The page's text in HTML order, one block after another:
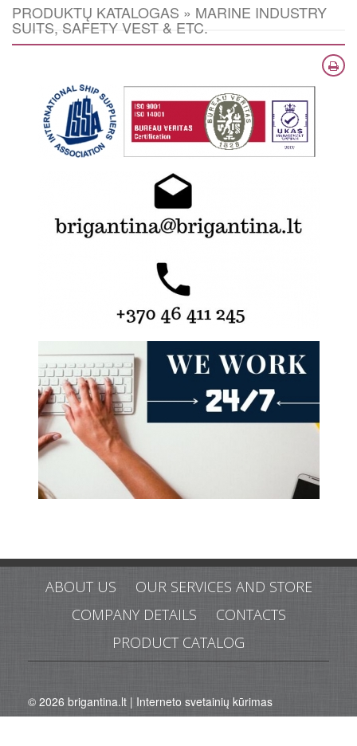
PRODUKTŲ KATALOGAS » MARINE INDUSTRY
SUITS, SAFETY VEST & ETC.
ABOUT US
OUR SERVICES AND STORE
COMPANY DETAILS
CONTACTS
PRODUCT CATALOG
© 2026 brigantina.lt | Interneto svetainių kūrimas